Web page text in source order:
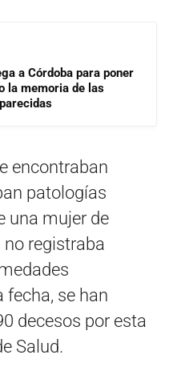
a Córdoba para poner
la memoria de las
encontraban
patologías
una mujer de
no registraba
fecha, se han
decesos por esta
Salud.